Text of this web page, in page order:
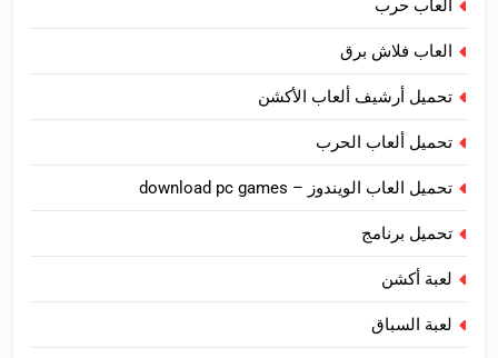
العاب حرب
العاب فلاش برق
تحميل أرشيف ألعاب الأكشن
تحميل ألعاب الحرب
تحميل العاب الويندوز – download pc games
تحميل برنامج
لعبة أكشن
لعبة السباق